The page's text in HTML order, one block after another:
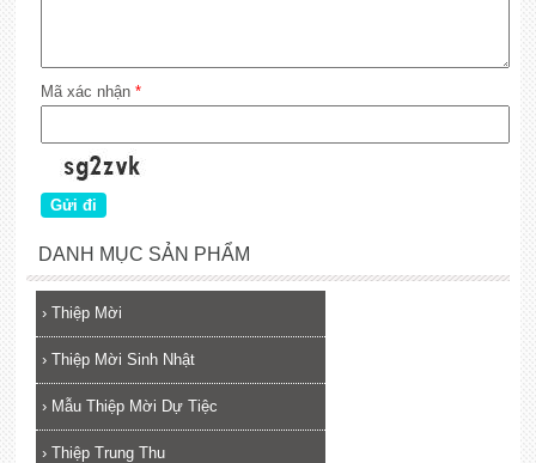
Mã xác nhận *
DANH MỤC SẢN PHẨM
› Thiệp Mời
› Thiệp Mời Sinh Nhật
› Mẫu Thiệp Mời Dự Tiệc
› Thiệp Trung Thu